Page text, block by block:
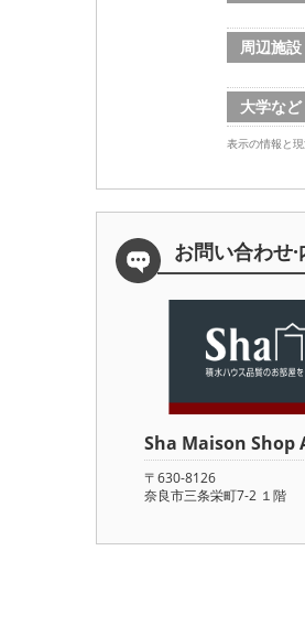
周辺施設
大学など
表示の情報と
お問い合わせ
Sha Maison Shop
〒630-8126
奈良市三条栄町7-2 １階